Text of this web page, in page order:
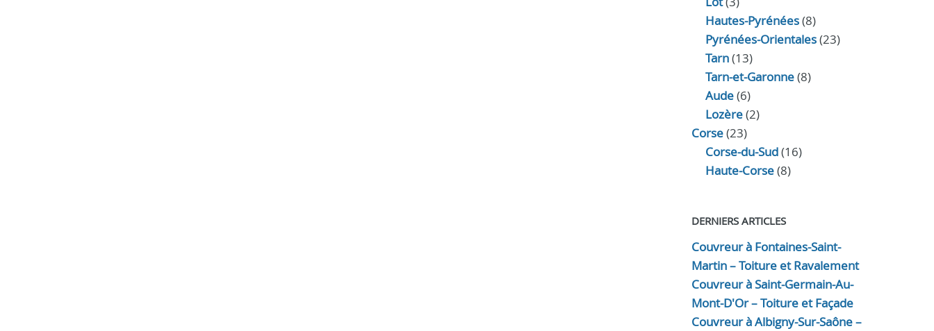
Hautes-Pyrénées(8)
Pyrénées-Orientales(23)
Tarn(13)
Tarn-et-Garonne(8)
Aude(6)
Lozère(2)
Corse(23)
Corse-du-Sud(16)
Haute-Corse(8)
DERNIERS ARTICLES
Couvreur à Fontaines-Saint-
Martin – Toiture et Ravalement
Couvreur à Saint-Germain-Au-
Mont-D'Or – Toiture et Façade
Couvreur à Albigny-Sur-Saône –